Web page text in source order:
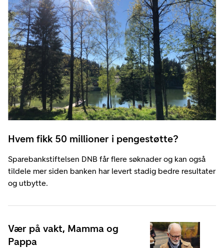
Hvem fikk 50 millioner i pengestøtte?
Sparebankstiftelsen DNB får flere søknader og kan også
tildele mer siden banken har levert stadig bedre resultater
og utbytte.
Vær på vakt, Mamma og
Pappa